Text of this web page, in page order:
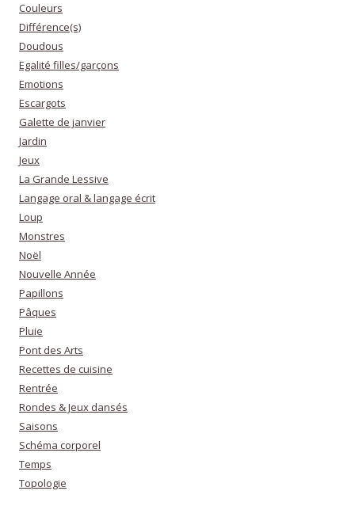
Couleurs
Différence(s)
Doudous
Egalité filles/garçons
Emotions
Escargots
Galette de janvier
Jardin
Jeux
La Grande Lessive
Langage oral & langage écrit
Loup
Monstres
Noël
Nouvelle Année
Papillons
Pâques
Pluie
Pont des Arts
Recettes de cuisine
Rentrée
Rondes & Jeux dansés
Saisons
Schéma corporel
Temps
Topologie